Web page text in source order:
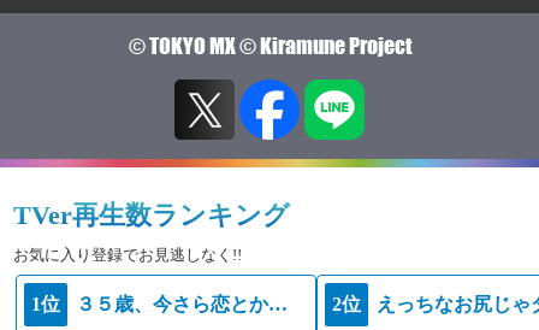
© TOKYO MX © Kiramune Project
TVer再生数ランキング
お気に入り登録でお見逃しなく!!
1位 ３５歳、今さら恋とかありえない 2位